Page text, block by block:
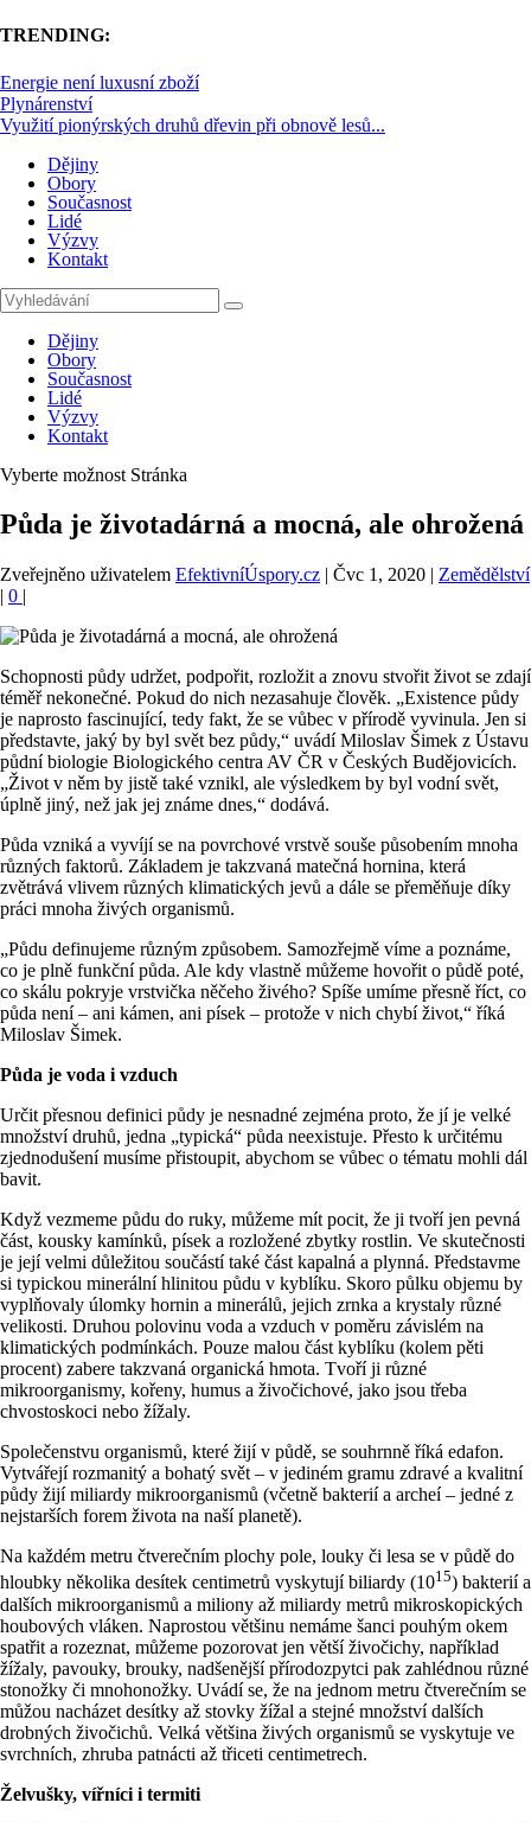
TRENDING:
Energie není luxusní zboží
Plynárenství
Využití pionýrských druhů dřevin při obnově lesů...
Dějiny
Obory
Současnost
Lidé
Výzvy
Kontakt
Dějiny
Obory
Současnost
Lidé
Výzvy
Kontakt
Vyberte možnost Stránka
Půda je životadárná a mocná, ale ohrožená
Zveřejněno uživatelem EfektivníÚspory.cz | Čvc 1, 2020 | Zemědělství
| 0 |
Schopnosti půdy udržet, podpořit, rozložit a znovu stvořit život se zdají
téměř nekonečné. Pokud do nich nezasahuje člověk. „Existence půdy
je naprosto fascinující, tedy fakt, že se vůbec v přírodě vyvinula. Jen si
představte, jaký by byl svět bez půdy,“ uvádí Miloslav Šimek z Ústavu
půdní biologie Biologického centra AV ČR v Českých Budějovicích.
„Život v něm by jistě také vznikl, ale výsledkem by byl vodní svět,
úplně jiný, než jak jej známe dnes,“ dodává.
Půda vzniká a vyvíjí se na povrchové vrstvě souše působením mnoha
různých faktorů. Základem je takzvaná matečná hornina, která
zvětrává vlivem různých klimatických jevů a dále se přeměňuje díky
práci mnoha živých organismů.
„Půdu definujeme různým způsobem. Samozřejmě víme a poznáme,
co je plně funkční půda. Ale kdy vlastně můžeme hovořit o půdě poté,
co skálu pokryje vrstvička něčeho živého? Spíše umíme přesně říct, co
půda není – ani kámen, ani písek – protože v nich chybí život,“ říká
Miloslav Šimek.
Půda je voda i vzduch
Určit přesnou definici půdy je nesnadné zejména proto, že jí je velké
množství druhů, jedna „typická“ půda neexistuje. Přesto k určitému
zjednodušení musíme přistoupit, abychom se vůbec o tématu mohli dál
bavit.
Když vezmeme půdu do ruky, můžeme mít pocit, že ji tvoří jen pevná
část, kousky kamínků, písek a rozložené zbytky rostlin. Ve skutečnosti
je její velmi důležitou součástí také část kapalná a plynná. Představme
si typickou minerální hlinitou půdu v kyblíku. Skoro půlku objemu by
vyplňovaly úlomky hornin a minerálů, jejich zrnka a krystaly různé
velikosti. Druhou polovinu voda a vzduch v poměru závislém na
klimatických podmínkách. Pouze malou část kyblíku (kolem pěti
procent) zabere takzvaná organická hmota. Tvoří ji různé
mikroorganismy, kořeny, humus a živočichové, jako jsou třeba
chvostoskoci nebo žížaly.
Společenstvu organismů, které žijí v půdě, se souhrnně říká edafon.
Vytvářejí rozmanitý a bohatý svět – v jediném gramu zdravé a kvalitní
půdy žijí miliardy mikroorganismů (včetně bakterií a archeí – jedné z
nejstarších forem života na naší planetě).
Na každém metru čtverečním plochy pole, louky či lesa se v půdě do
hloubky několika desítek centimetrů vyskytují biliardy (1015) bakterií a
dalších mikroorganismů a miliony až miliardy metrů mikroskopických
houbových vláken. Naprostou většinu nemáme šanci pouhým okem
spatřit a rozeznat, můžeme pozorovat jen větší živočichy, například
žížaly, pavouky, brouky, nadšenější přírodozpytci pak zahlédnou různé
stonožky či mnohonožky. Uvádí se, že na jednom metru čtverečním se
můžou nacházet desítky až stovky žížal a stejné množství dalších
drobných živočichů. Velká většina živých organismů se vyskytuje ve
svrchních, zhruba patnácti až třiceti centimetrech.
Želvušky, vířníci i termiti